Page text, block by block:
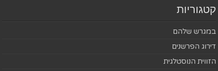
קטגוריות
במגרש שלהם
דירוג הפרשנים
הזווית הנוסטלגית